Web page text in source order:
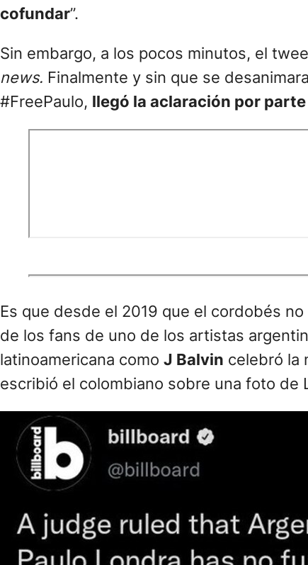
cofundar”.
Sin embargo, a los pocos minutos, el
news. Finalmente y sin que se
#FreePaulo, llegó la aclaración por
Es que desde el 2019 que el cordobés
de los fans de uno de los artistas
latinoamericana como J Balvin celebró la
escribió el colombiano sobre una foto de